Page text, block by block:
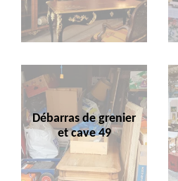
Débarras de grenier
et cave 49